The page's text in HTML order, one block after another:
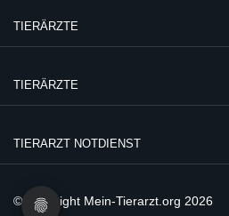
TIERÄRZTE
TIERÄRZTE
TIERARZT NOTDIENST
© Copyright Mein-Tierarzt.org 2026